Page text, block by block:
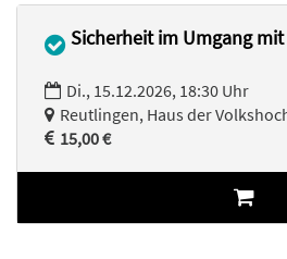
Sicherheit im Umgang
Di., 15.12.2026, 18:30 Uhr
Reutlingen, Haus der
15,00 €